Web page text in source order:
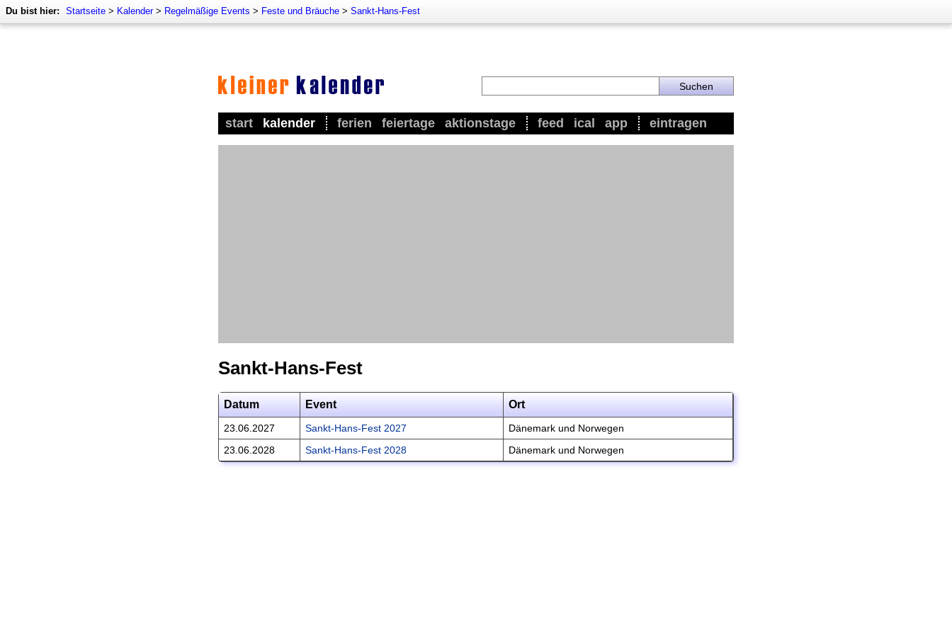
Du bist hier: Startseite > Kalender> Regelmäßige Events > Feste und Bräuche > Sankt-Hans-Fest
start kalender ferien feiertage aktionstage feed ical app eintragen
Sankt-Hans-Fest
Datum Event Ort
23.06.2027 Sankt-Hans-Fest 2027
Dänemark und Norwegen
23.06.2028
Sankt-Hans-Fest 2028 Dänemark und Norwegen